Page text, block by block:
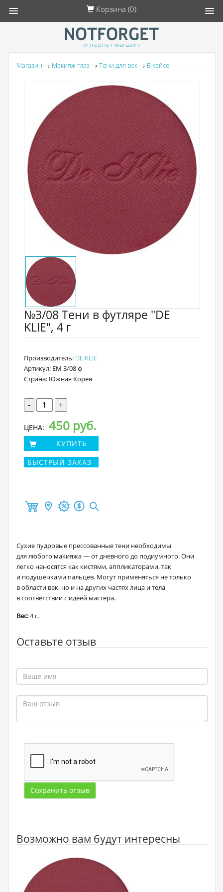
интернет магазин
Магазин → Макияж глаз → Тени для век → В кейсе
№3/08 Тени в футляре "DE
KLIE", 4 г
Производитель: DE KLIE
Артикул: EM 3/08 ф
Страна: Южная Корея
- +
ЦЕНА: 450 руб.
КУПИТЬ
БЫСТРЫЙ ЗАКАЗ
Сухие пудровые прессованные тени необходимы
для любого макияжа — от дневного до подиумного. Они
легко наносятся как кистями, аппликаторами, так
и подушечками пальцев. Могут применяться не только
в области век, но и на других частях лица и тела
в соответствии с идеей мастера.
Вес:4 г.
Оставьте отзыв
Сохранить отзыв
Возможно вам будут интересны
Корзина (0)